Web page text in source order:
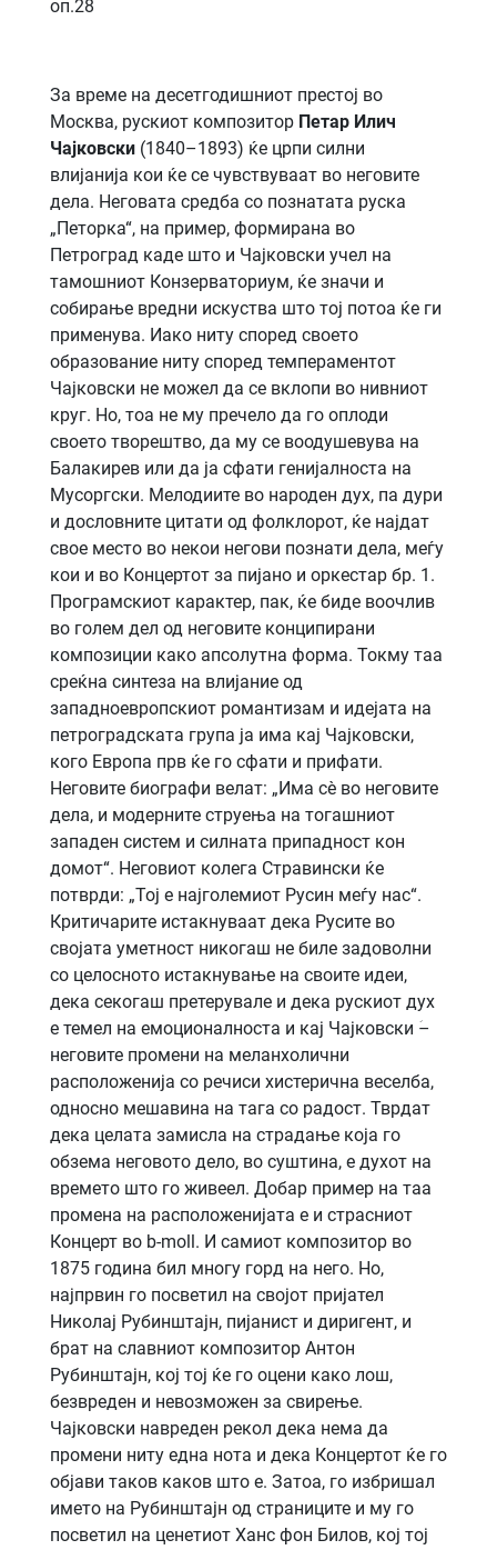
oп.28
За време на десетгодишниот престој во
Москва, рускиот композитор Петар Илич
Чајковски (1840–1893) ќе црпи силни
влијанија кои ќе се чувствуваат во неговите
дела. Неговата средба со познатата руска
„Петорка“, на пример, формирана во
Петроград каде што и Чајковски учел на
тамошниот Конзерваториум, ќе значи и
собирање вредни искуства што тој потоа ќе ги
применува. Иако ниту според своето
образование ниту според темпераментот
Чајковски не можел да се вклопи во нивниот
круг. Но, тоа не му пречело да го оплоди
своето творештво, да му се воодушевува на
Балакирев или да ја сфати генијалноста на
Мусоргски. Мелодиите во народен дух, па дури
и дословните цитати од фолклорот, ќе најдат
свое место во некои негови познати дела, меѓу
кои и во Концертот за пијано и оркестар бр. 1.
Програмскиот карактер, пак, ќе биде воочлив
во голем дел од неговите конципирани
композиции како апсолутна форма. Токму таа
среќна синтеза на влијание од
западноевропскиот романтизам и идејата на
петроградската група ја има кај Чајковски,
кого Европа прв ќе го сфати и прифати.
Неговите биографи велат: „Има сè во неговите
дела, и модерните струења на тогашниот
западен систем и силната припадност кон
домот“. Неговиот колега Стравински ќе
потврди: „Тој е најголемиот Русин меѓу нас“.
Критичарите истакнуваат дека Русите во
својата уметност никогаш не биле задоволни
со целосното истакнување на своите идеи,
дека секогаш претерувале и дека рускиот дух
е темел на емоционалноста и кај Чајковски ؘ–
неговите промени на меланхолични
расположенија со речиси хистерична веселба,
односно мешавина на тага со радост. Тврдат
дека целата замисла на страдање која го
обзема неговото дело, во суштина, е духот на
времето што го живеел. Добар пример на таа
промена на расположенијата е и страсниот
Концерт во b-moll. И самиот композитор во
1875 година бил многу горд на него. Но,
најпрвин го посветил на својот пријател
Николај Рубинштајн, пијанист и диригент, и
брат на славниот композитор Антон
Рубинштајн, кој тој ќе го оцени како лош,
безвреден и невозможен за свирење.
Чајковски навреден рекол дека нема да
промени ниту една нота и дека Концертот ќе го
објави таков каков што е. Затоа, го избришал
името на Рубинштајн од страниците и му го
посветил на ценетиот Ханс фон Билов, кој тој